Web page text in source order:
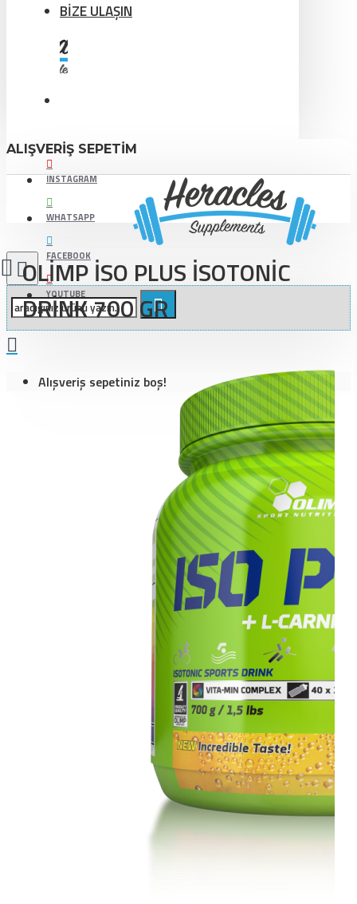
BİZE ULAŞIN
ALIŞVERIŞ SEPETIM
INSTAGRAM
WHATSAPP
FACEBOOK
YOUTUBE
Alışveriş sepetiniz boş!
OLİMP İSO PLUS İSOTONİC
DRİNK 700 GR